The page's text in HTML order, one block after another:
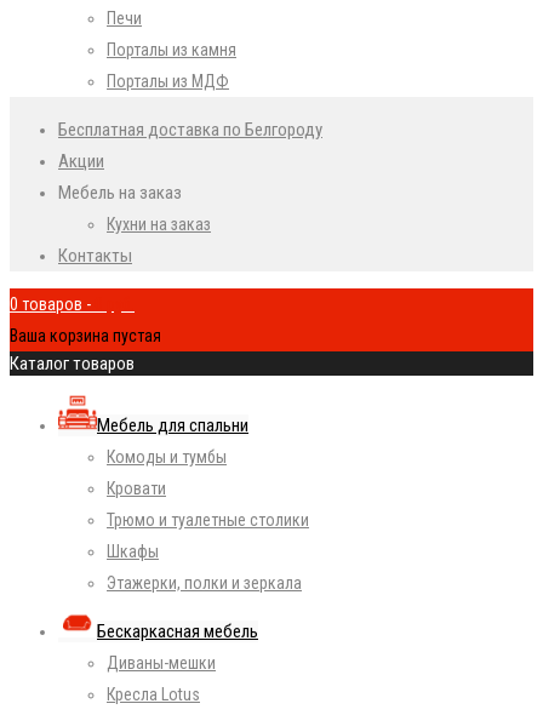
Печи
Порталы из камня
Порталы из МДФ
Бесплатная доставка по Белгороду
Акции
Мебель на заказ
Кухни на заказ
Контакты
0 товаров -
Ваша корзина пустая
Каталог товаров
Мебель для спальни
Комоды и тумбы
Кровати
Трюмо и туалетные столики
Шкафы
Этажерки, полки и зеркала
Бескаркасная мебель
Диваны-мешки
Кресла Lotus